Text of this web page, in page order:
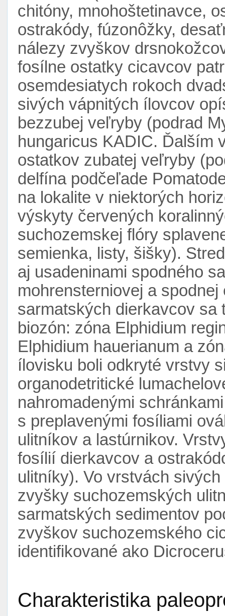
chitóny, mnohoštetinavce,
ostrakódy, fúzonôžky,
nálezy zvyškov
fosílne ostatky cicavcov
osemdesiatych rokoch
sivých vápnitých ílovcov
bezzubej veľryby (podrad
hungaricus KADIC. Ďalším
ostatkov zubatej veľryby
delfína podčeľade
na lokalite v niektorých
výskyty červených
suchozemskej flóry
semienka, listy, šišky).
aj usadeninami spodného
mohrensterniovej a
sarmatských dierkavcov sa
biozón: zóna Elphidium
Elphidium hauerianum a
ílovisku boli odkryté vrstvy
organodetritické
nahromadenými
s preplavenými fosíliami
ulitníkov a lastúrnikov.
fosílií dierkavcov a
ulitníky). Vo vrstvách
zvyšky suchozemských
sarmatských sedimentov
zvyškov suchozemského
identifikované ako
Charakteristika